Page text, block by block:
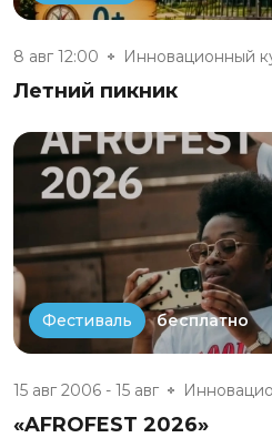
8 авг 12:00 Инновационный
Летний пикник
Фестиваль бесплатно
15 авг 2006 - 15 авг
«AFROFEST 2026»